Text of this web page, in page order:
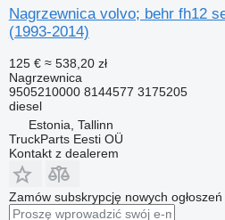
Nagrzewnica volvo; behr fh12
(1993-2014)
125 € ≈ 538,20 zł
Nagrzewnica
9505210000 8144577 3175205
diesel
Estonia, Tallinn
TruckParts Eesti OÜ
Kontakt z dealerem
Zamów subskrypcję nowych ogłoszeń